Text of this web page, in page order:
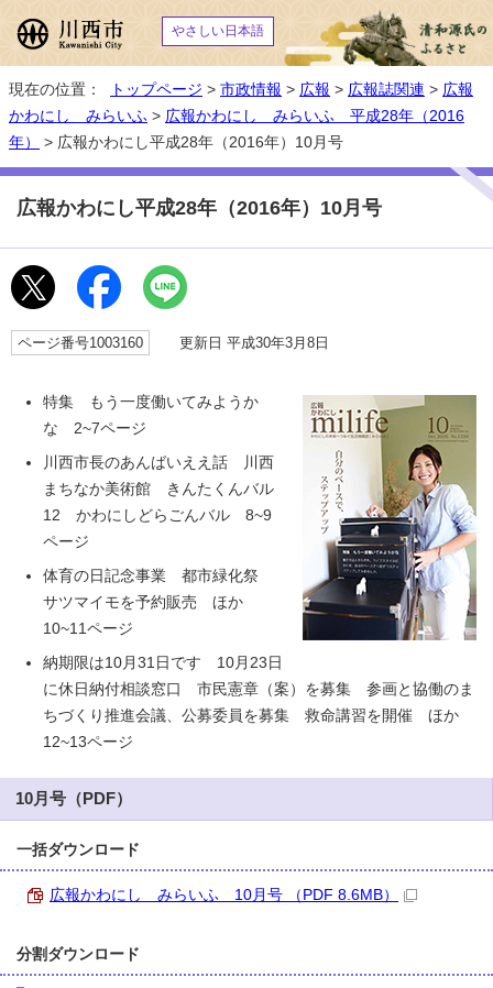
やさしい日本語
現在の位置： トップページ > 市政情報 > 広報 > 広報誌関連 > 広報
かわにし みらいふ > 広報かわにし みらいふ 平成28年（2016
年）
> 広報かわにし平成28年（2016年）10月号
広報かわにし平成28年（2016年）10月号
ページ番号1003160 更新日 平成30年3月8日
特集 もう一度働いてみようか
な 2~7ページ
川西市長のあんばいええ話 川西
まちなか美術館 きんたくんバル
12 かわにしどらごんバル 8~9
ページ
体育の日記念事業 都市緑化祭
サツマイモを予約販売 ほか
10~11ページ
納期限は10月31日です 10月23日
に休日納付相談窓口 市民憲章（案）を募集 参画と協働のま
ちづくり推進会議、公募委員を募集 救命講習を開催 ほか
12~13ページ
10月号（PDF）
一括ダウンロード
広報かわにし みらいふ 10月号 （PDF 8.6MB）
分割ダウンロード